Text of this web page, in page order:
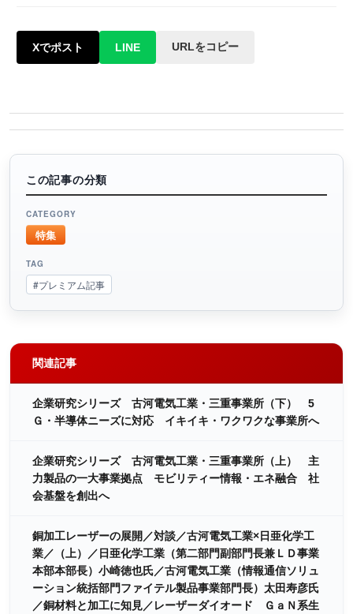
Xでポスト LINE URLをコピー
この記事の分類
CATEGORY
特集
TAG
#プレミアム記事
関連記事
企業研究シリーズ 古河電気工業・三重事業所（下） 5
Ｇ・半導体ニーズに対応 イキイキ・ワクワクな事業所へ
企業研究シリーズ 古河電気工業・三重事業所（上） 主
力製品の一大事業拠点 モビリティー情報・エネ融合 社
会基盤を創出へ
銅加工レーザーの展開／対談／古河電気工業×日亜化学工
業／（上）／日亜化学工業（第二部門副部門長兼ＬＤ事業
本部本部長）小崎徳也氏／古河電気工業（情報通信ソリュ
ーション統括部門ファイテル製品事業部門長）太田寿彦氏
／銅材料と加工に知見／レーザーダイオード ＧａＮ系生